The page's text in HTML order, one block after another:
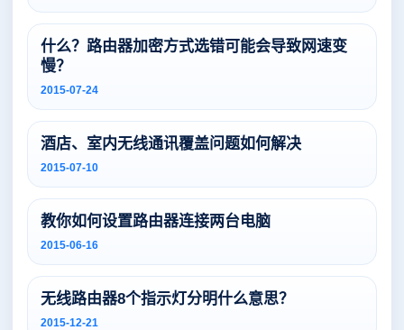
什么？路由器加密方式选错可能会导致网速变
慢？
2015-07-24
酒店、室内无线通讯覆盖问题如何解决
2015-07-10
教你如何设置路由器连接两台电脑
2015-06-16
无线路由器8个指示灯分明什么意思？
2015-12-21